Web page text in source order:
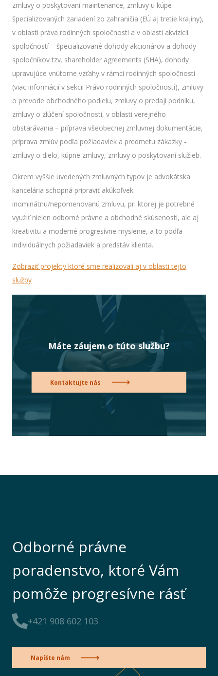
zmluvy o poskytovaní maintenance, zmluvy u kúpe
špecializovaných zariadení zo zahraničia (EÚ aj tretie krajiny),
v oblasti práva rodinných spoločností a v oblasti akvizícií
spoločností – špecializované dohody akcionárov a dohody
spoločníkov tzv. shareholder agreements (SHA), dohody
upravujúce vnútorne vzťahy v rámci rodinných spoločností
(viac informácií v sekcii Právo rodinných spoločností), zmluvy
o prevode obchodného podielu, zmluvy o predaji podniku,
zmluvy o zlúčení spoločností, v oblasti verejného
obstarávania – príprava všeobecnej zmluvnej dokumentácie,
príprava zmlúv podľa požiadaviek a predmetu zákazky -
zmluvy o dielo, kúpne zmluvy, zmluvy o poskytovaní služieb.
Okrem vyššie uvedených zmluvných typov je advokátska
kancelária schopná pripraviť akúkoľvek
inominátnu/nepomenovanú zmluvu, pri ktorej je potrebné
využiť nielen odborné právne a obchodné skúsenosti, ale aj
kreativitu a moderné progresívne myslenie, a to podľa
individuálnych požiadaviek a predstáv klienta.
Zobraziť projekty ktoré sme realizovali aj v oblasti tejto
služby
Máte záujem o túto službu?
Kontaktujte nás
Odborné právne
poradenstvo, ktoré Vám
pomôže progresívne rásť
+421 908 602 103
Napíšte nám